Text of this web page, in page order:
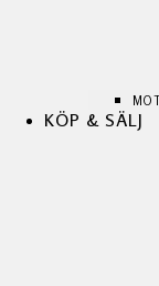
KÖP & SÄLJ
KÖP & SÄLJ